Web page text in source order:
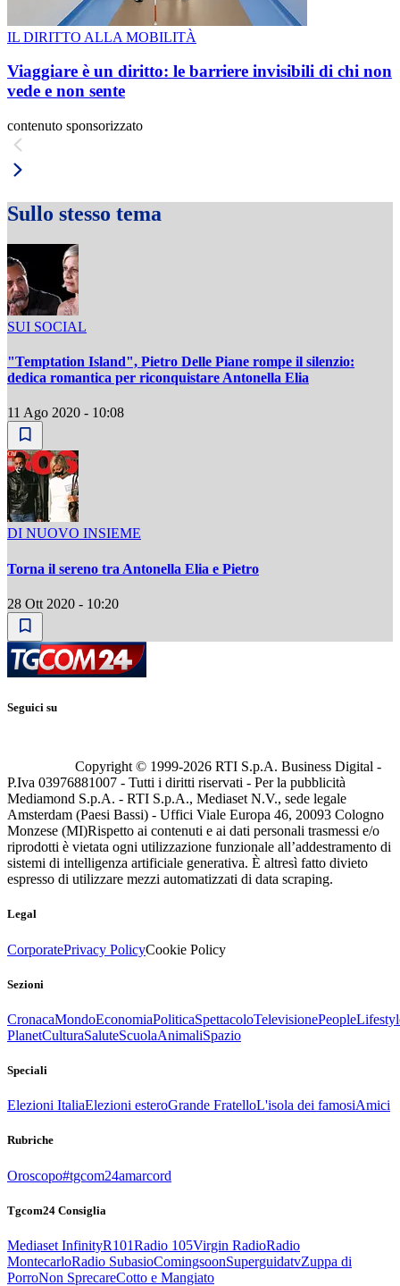
IL DIRITTO ALLA MOBILITÀ
Viaggiare è un diritto: le barriere invisibili di chi non
vede e non sente
contenuto sponsorizzato
Sullo stesso tema
SUI SOCIAL
"Temptation Island", Pietro Delle Piane rompe il silenzio:
dedica romantica per riconquistare Antonella Elia
11 Ago 2020 - 10:08
DI NUOVO INSIEME
Torna il sereno tra Antonella Elia e Pietro
28 Ott 2020 - 10:20
Seguici su
Copyright © 1999-2026 RTI S.p.A. Business Digital -
P.Iva 03976881007 - Tutti i diritti riservati - Per la pubblicità
Mediamond S.p.A. - RTI S.p.A., Mediaset N.V., sede legale
Amsterdam (Paesi Bassi) - Uffici Viale Europa 46, 20093 Cologno
Monzese (MI)Rispetto ai contenuti e ai dati personali trasmessi e/o
riprodotti è vietata ogni utilizzazione funzionale all’addestramento di
sistemi di intelligenza artificiale generativa. È altresì fatto divieto
espresso di utilizzare mezzi automatizzati di data scraping.
Legal
CorporatePrivacy PolicyCookie Policy
Sezioni
CronacaMondoEconomiaPoliticaSpettacoloTelevisionePeople
PlanetCulturaSaluteScuolaAnimaliSpazio
Speciali
Elezioni ItaliaElezioni esteroGrande FratelloL'isola dei famosiAmici
Rubriche
Oroscopo#tgcom24amarcord
Tgcom24 Consiglia
Mediaset InfinityR101Radio 105Virgin RadioRadio
MontecarloRadio SubasioComingsoonSuperguidatvZuppa di
PorroNon SprecareCotto e Mangiato